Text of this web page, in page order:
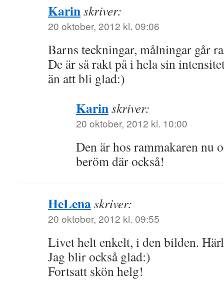
Karinskriver:
20 oktober, 2012 kl. 09:06
Barns teckningar, målningar går
De är så rakt på i hela sin
än att bli glad:)
Karinskriver:
20 oktober, 2012 kl. 10:00
Den är hos rammakaren nu
beröm där också!
HeLenaskriver:
20 oktober, 2012 kl. 09:55
Livet helt enkelt, i den bilden.
Jag blir också glad:)
Fortsatt skön helg!